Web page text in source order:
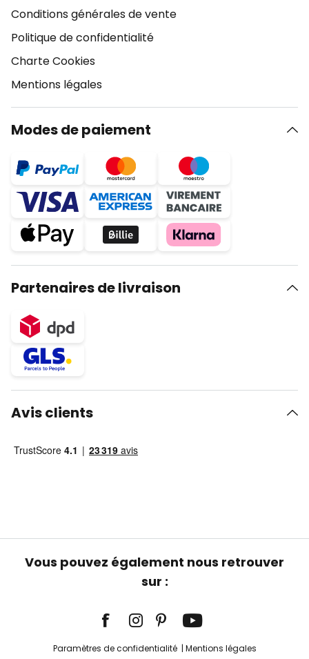
Conditions générales de vente
Politique de confidentialité
Charte Cookies
Mentions légales
Modes de paiement
Partenaires de livraison
Avis clients
Vous pouvez également nous retrouver
sur :
Paramètres de confidentialité Mentions légales